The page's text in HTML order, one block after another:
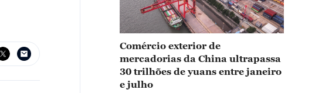
Comércio exterior de
mercadorias da China ultrapassa
30 trilhões de yuans entre janeiro
e julho